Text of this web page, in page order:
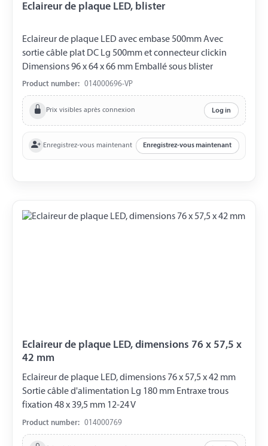
Eclaireur de plaque LED, blister
Eclaireur de plaque LED avec embase 500mm Avec
sortie câble plat DC Lg 500mm et connecteur clickin
Dimensions 96 x 64 x 66 mm Emballé sous blister
Product number: 014000696-VP
Prix visibles après connexion Log in
Enregistrez-vous maintenant Enregistrez-vous maintenant
Eclaireur de plaque LED, dimensions 76 x 57,5 x
42 mm
Eclaireur de plaque LED, dimensions 76 x 57,5 x 42 mm
Sortie câble d'alimentation Lg 180 mm Entraxe trous
fixation 48 x 39,5 mm 12-24 V
Product number: 014000769